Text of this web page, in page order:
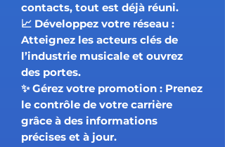
contacts, tout est déjà réuni.
📈 Développez votre réseau :
Atteignez les acteurs clés de
l’industrie musicale et ouvrez
des portes.
✨Gérez votre promotion : Prenez
le contrôle de votre carrière
grâce à des informations
précises et à jour.